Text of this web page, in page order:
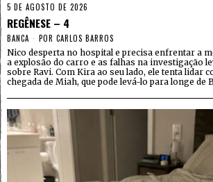
5 DE AGOSTO DE 2026
REGÊNESE – 4
BANCA POR CARLOS BARROS
Nico desperta no hospital e precisa enfrentar a
a explosão do carro e as falhas na investigação
sobre Ravi. Com Kira ao seu lado, ele tenta lidar
chegada de Miah, que pode levá-lo para longe de